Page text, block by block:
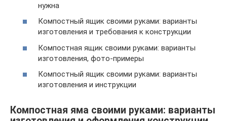
нужна
Компостный ящик своими руками: варианты
изготовления и требования к конструкции
Компостная ящик своими руками: варианты
изготовления, фото-примеры
Компостный ящик своими руками: варианты
изготовления и инструкции
Компостная яма своими руками: варианты